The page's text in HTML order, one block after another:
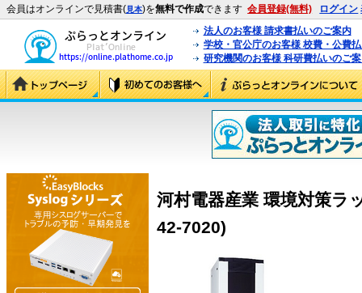
会員はオンラインで見積書(見本)を無料で作成できます 会員登録(無料) ログイン
法人のお客様 請求書払いのご案内
学校・官公庁のお客様 校費・公費
研究機関のお客様 科研費払いのご
河村電器産業 環境対策ラ
42-7020)